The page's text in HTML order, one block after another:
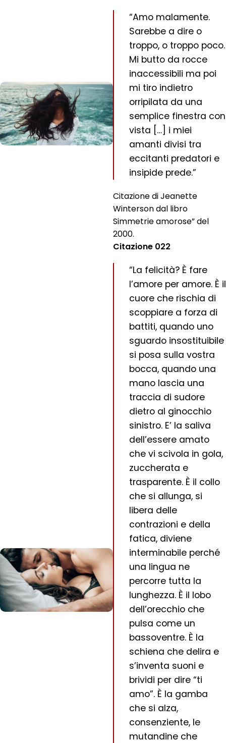
“Amo malamente.
Sarebbe a dire o
troppo, o troppo poco.
Mi butto da rocce
inaccessibili ma poi
mi tiro indietro
orripilata da una
semplice finestra con
vista […] i miei
amanti divisi tra
eccitanti predatori e
insipide prede.”
Citazione di Jeanette
Winterson dal libro
Simmetrie amorose” del
2000.
Citazione 022
“La felicità? È fare
l’amore per amore. È il
cuore che rischia di
scoppiare a forza di
battiti, quando uno
sguardo insostituibile
si posa sulla vostra
bocca, quando una
mano lascia una
traccia di sudore
dietro al ginocchio
sinistro. E’ la saliva
dell’essere amato
che vi scivola in gola,
zuccherata e
trasparente. È il collo
che si allunga, si
libera delle
contrazioni e della
fatica, diviene
interminabile perché
una lingua ne
percorre tutta la
lunghezza. È il lobo
dell’orecchio che
pulsa come un
bassoventre. È la
schiena che delira e
s’inventa suoni e
brividi per dire “ti
amo”. È la gamba
che si alza,
consenziente, le
mutandine che